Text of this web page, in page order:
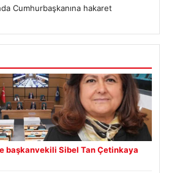
Cumhurbaşkanına hakaret
başkanvekili Sibel Tan Çetinkaya